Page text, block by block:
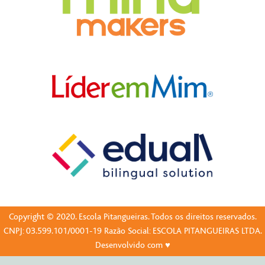
Copyright © 2020. Escola Pitangueiras. Todos os direitos reservados.
CNPJ: 03.599.101/0001-19 Razão Social: ESCOLA PITANGUEIRAS LTDA.
Desenvolvido com ♥